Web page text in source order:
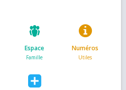
Espace Numéros